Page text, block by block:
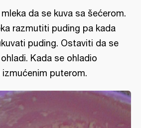
da se kuva sa šećerom.
razmutiti puding pa kada
puding. Ostaviti da se
Kada se ohladio
puterom.